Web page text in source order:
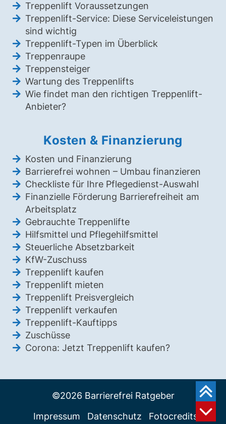
Treppenlift Voraussetzungen
Treppenlift-Service: Diese Serviceleistungen
sind wichtig
Treppenlift-Typen im Überblick
Treppenraupe
Treppensteiger
Wartung des Treppenlifts
Wie findet man den richtigen Treppenlift-
Anbieter?
Kosten & Finanzierung
Kosten und Finanzierung
Barrierefrei wohnen – Umbau finanzieren
Checkliste für Ihre Pflegedienst-Auswahl
Finanzielle Förderung Barrierefreiheit am
Arbeitsplatz
Gebrauchte Treppenlifte
Hilfsmittel und Pflegehilfsmittel
Steuerliche Absetzbarkeit
KfW-Zuschuss
Treppenlift kaufen
Treppenlift mieten
Treppenlift Preisvergleich
Treppenlift verkaufen
Treppenlift-Kauftipps
Zuschüsse
Corona: Jetzt Treppenlift kaufen?
©2026 Barrierefrei Ratgeber
Impressum
Datenschutz Fotocredits